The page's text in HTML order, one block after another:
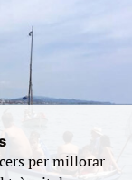
per millorar